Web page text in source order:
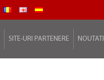
SITE-URI PARTENERE NOUTATI